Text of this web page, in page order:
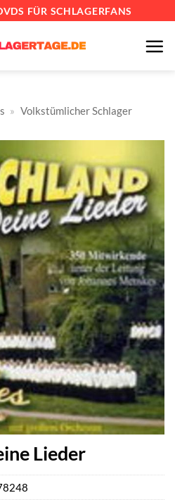
FÜR SCHLAGERFANS
» Volkstümlicher Schlager
Lieder